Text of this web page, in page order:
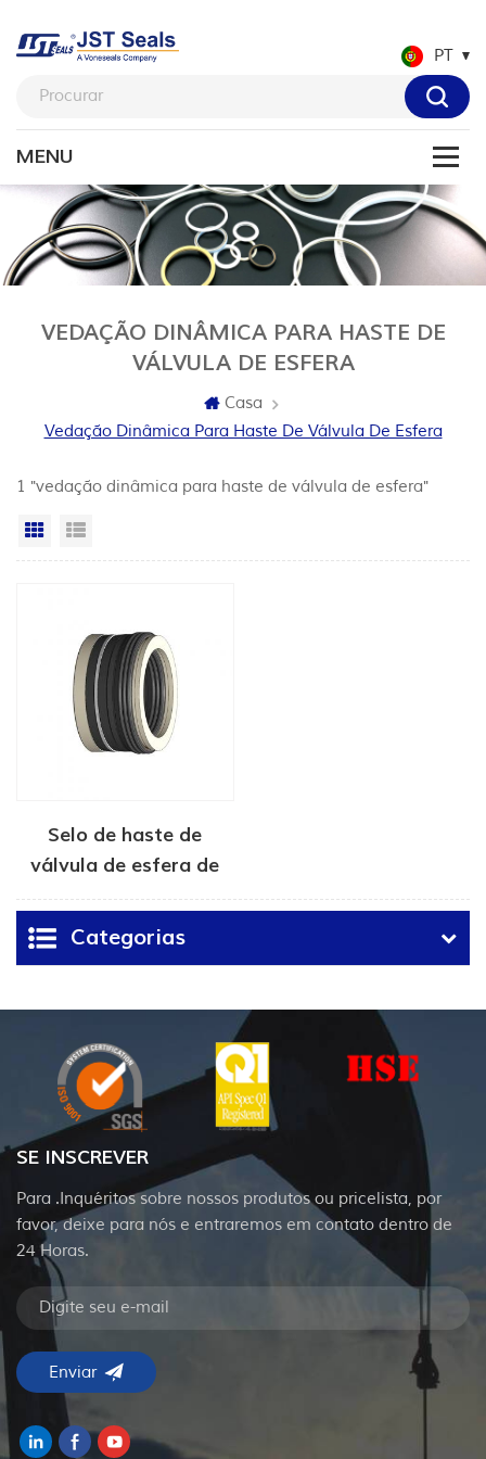
PT
VEDAÇÃO DINÂMICA PARA HASTE DE
VÁLVULA DE ESFERA
Casa
Vedação Dinâmica Para Haste De Válvula De Esfera
1 "vedação dinâmica para haste de válvula de esfera"
Vista da grade
Selo de haste de
válvula de esfera de
emissão fugitiva série
Categorias
SE INSCREVER
Para .Inquéritos sobre nossos produtos ou pricelista, por
favor, deixe para nós e entraremos em contato dentro de
24 Horas.